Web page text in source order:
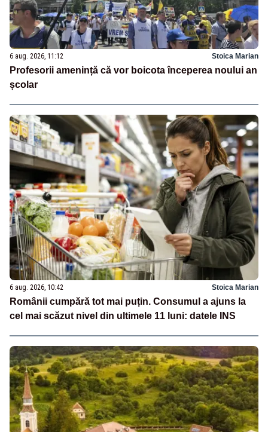
6 aug. 2026, 11:12 Stoica Marian
Profesorii amenință că vor boicota începerea noului an
școlar
6 aug. 2026, 10:42 Stoica Marian
Românii cumpără tot mai puțin. Consumul a ajuns la
cel mai scăzut nivel din ultimele 11 luni: datele INS